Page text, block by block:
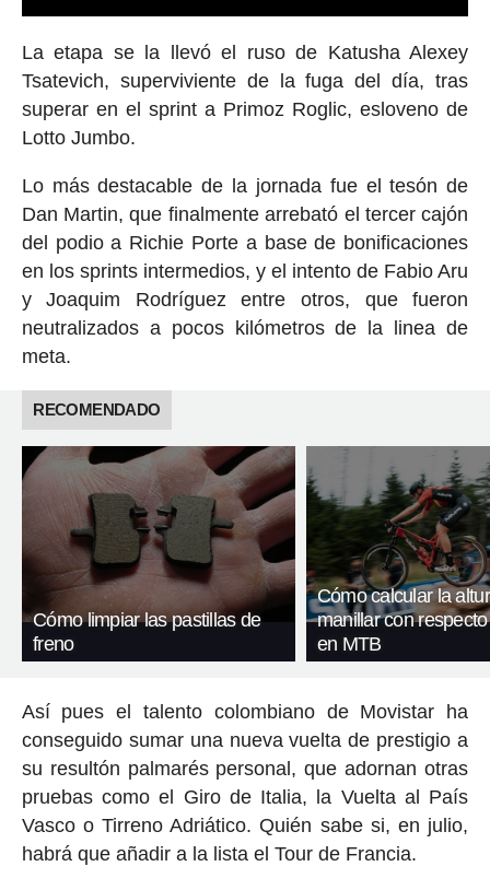
La etapa se la llevó el ruso de Katusha Alexey
Tsatevich, superviviente de la fuga del día, tras
superar en el sprint a Primoz Roglic, esloveno de
Lotto Jumbo.
Lo más destacable de la jornada fue el tesón de
Dan Martin, que finalmente arrebató el tercer cajón
del podio a Richie Porte a base de bonificaciones
en los sprints intermedios, y el intento de Fabio Aru
y Joaquim Rodríguez entre otros, que fueron
neutralizados a pocos kilómetros de la linea de
meta.
RECOMENDADO
Cómo limpiar las pastillas de
freno
Cómo calcular la
manillar con
en MTB
Así pues el talento colombiano de Movistar ha
conseguido sumar una nueva vuelta de prestigio a
su resultón palmarés personal, que adornan otras
pruebas como el Giro de Italia, la Vuelta al País
Vasco o Tirreno Adriático. Quién sabe si, en julio,
habrá que añadir a la lista el Tour de Francia.